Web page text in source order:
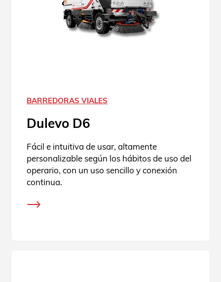
BARREDORAS VIALES
Dulevo D6
Fácil e intuitiva de usar, altamente
personalizable según los hábitos de uso del
operario, con un uso sencillo y conexión
continua.